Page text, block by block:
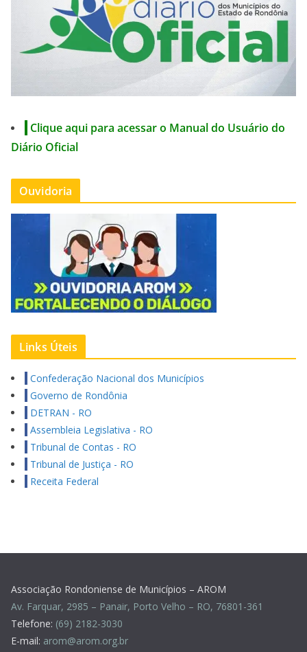
Clique aqui para acessar o Manual do Usuário do
Diário Oficial
Ouvidoria
Links Úteis
Confederação Nacional dos Municípios
Governo de Rondônia
DETRAN - RO
Assembleia Legislativa - RO
Tribunal de Contas - RO
Tribunal de Justiça - RO
Receita Federal
Associação Rondoniense de Municípios – AROM
Av. Farquar, 2985 – Panair, Porto Velho – RO, 76801-361
Telefone: (69) 2182-3030
E-mail: arom@arom.org.br